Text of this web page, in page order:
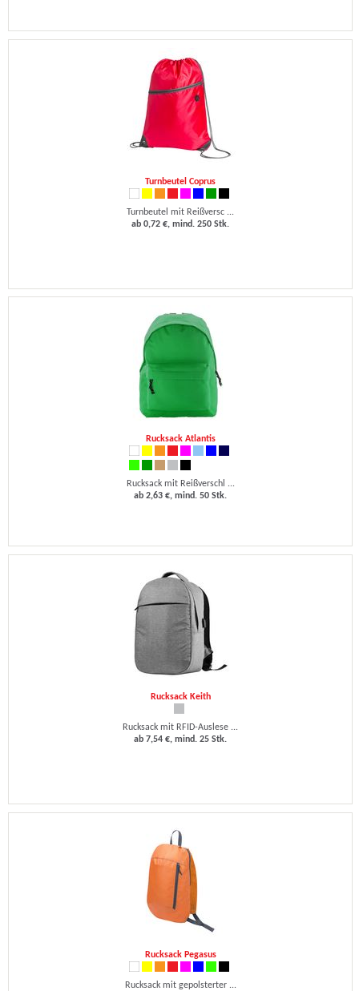
Turnbeutel Coprus
Turnbeutel mit Reißversc ...
ab 0,72 €, mind. 250 Stk.
Rucksack Atlantis
Rucksack mit Reißverschl ...
ab 2,63 €, mind. 50 Stk.
Rucksack Keith
Rucksack mit RFID-Auslese ...
ab 7,54 €, mind. 25 Stk.
Rucksack Pegasus
Rucksack mit gepolsterter ...